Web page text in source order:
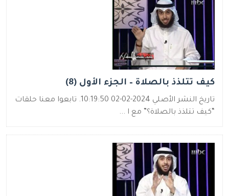
كيف تتلذذ بالصلاة – الجزء الأول (8)
تاريخ النشر الأصلي 2024-02-02 10:19:50. تابعوا معنا حلقات
“كيف تتلذذ بالصلاة؟” مع ا ...